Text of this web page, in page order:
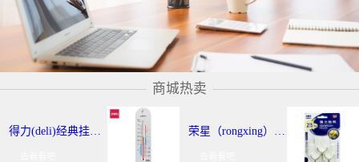
商城热卖
得力(deli)经典挂壁式温度计 个性化提示温湿度计 办公用品 9013 荣星（rongxing）RX-220 超强力粘钩/挂钩（2KG） 3个/卡